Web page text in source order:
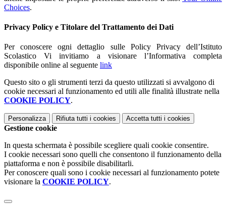
Choices.
Privacy Policy e Titolare del Trattamento dei Dati
Per conoscere ogni dettaglio sulle Policy Privacy dell’Istituto
ScolasticoVi invitiamo a visionare l’Informativa completa
disponibile online al seguente link
Questo sito o gli strumenti terzi da questo utilizzati si avvalgono di
cookie necessari al funzionamento ed utili alle finalità illustrate nella
COOKIE POLICY.
Personalizza Rifiuta tutti i cookies Accetta tutti i cookies
Gestione cookie
In questa schermata è possibile scegliere quali cookie consentire.
I cookie necessari sono quelli che consentono il funzionamento della
piattaforma e non è possibile disabilitarli.
Per conoscere quali sono i cookie necessari al funzionamento potete
visionare la COOKIE POLICY.